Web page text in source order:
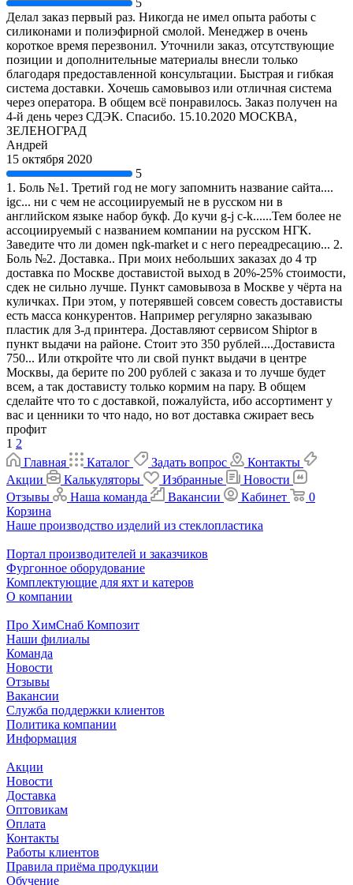
Делал заказ первый раз. Никогда не имел опыта работы с
силиконами и полиэфирной смолой. Менеджер в очень
короткое время перезвонил. Уточнили заказ, отсутствующие
позиции и дополнительные материалы внесли только
благодаря предоставленной консультации. Быстрая и гибкая
система доставки. Хочешь самовывоз или отличная система
через оператора. В общем всё понравилось. Заказ получен на
4-й день через СДЭК. Спасибо. 15.10.2020 МОСКВА,
ЗЕЛЕНОГРАД
Андрей
15 октября 2020
5
1. Боль №1. Третий год не могу запомнить название сайта....
igc... ни с чем не ассоциируемый не в русском ни в
английском языке набор букф. До кучи g-j c-k......Тем более не
ассоциируемый с названием компании на русском НГК.
Заведите что ли домен ngk-market и с него переадресацию... 2.
Боль №2. Доставка.. При моих небольших заказах до 4 тр
доставка по Москве доставистой выход в 20%-25% стоимости,
сдек не сильно лучше. Пункт самовывоза в Москве у чёрта на
куличках. При этом, у потерявшей совсем совесть достависты
есть масса конкурентов. Например регулярно заказываю
пластик для 3-д принтера. Доставляют сервисом Shiptor в
пункт выдачи на районе. Стоит это 350 рублей....Достависта
750... Или откройте что ли свой пункт выдачи в центре
Москвы, да берите по 200 рублей с заказа и то лучше будет
всем, а так достависту только кормим на пару. В общем
сделайте что то с доставкой, пожалуйста, ибо ассортимент у
вас и ценники то что надо, но вот доставка сжирает весь
профит
1 2
Главная
Каталог Задать вопрос
Контакты
Акции
Калькуляторы Избранные
Новости
Отзывы
Наша команда Вакансии Кабинет
0
Корзина
Наше производство изделий из стеклопластика
Портал производителей и заказчиков
Фургонное оборудование
Комплектующие для яхт и катеров
О компании
Про ХимСнаб Композит
Наши филиалы
Команда
Новости
Отзывы
Вакансии
Служба поддержки клиентов
Политика компании
Информация
Акции
Новости
Доставка
Оптовикам
Оплата
Контакты
Работы клиентов
Правила приёма продукции
Обучение